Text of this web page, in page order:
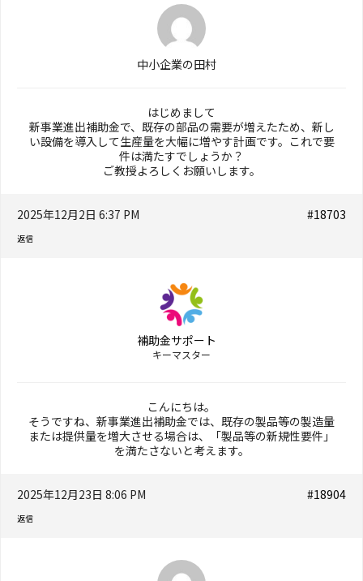
中小企業の田村
はじめまして
新事業進出補助金で、既存の部品の需要が増えたため、新し
い設備を導入して生産量を大幅に増やす計画です。これで要
件は満たすでしょうか？
ご教授よろしくお願いします。
2025年12月2日 6:37 PM #18703
返信
補助金サポート
キーマスター
こんにちは。
そうですね、新事業進出補助金では、既存の製品等の製造量
または提供量を増大させる場合は、「製品等の新規性要件」
を満たさないと考えます。
2025年12月23日 8:06 PM #18904
返信